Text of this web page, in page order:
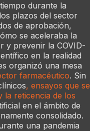
durante la
plazos del sector
de aprobación,
se aceleraba la
y prevenir la COVID-
en la realidad
organizó una mesa
farmacéutico. Sin
, ensayos que se
la reticencia de los
en el ámbito de
consolidado.
una pandemia